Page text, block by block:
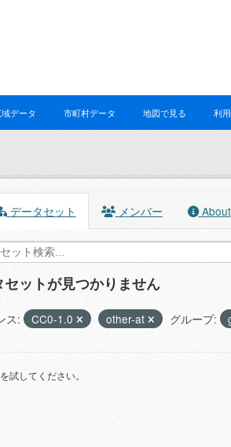
データ 市町村データ 地図で見る 利
データセット メンバー About
セットが見つかりません
ス: CC0-1.0 other-at グループ:
試してください。